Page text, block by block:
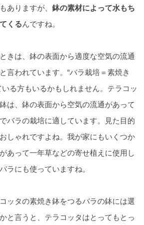
ありますが、 鉢の素材によって水もち
くるんですね。
きは、鉢の表面から適度な空気の流通
言われています。“バラ栽培＝素焼き
る方もいるかもしれません。テラコッ
は、鉢の表面から空気の流通があって
バラの栽培に適しています。見た目的
しゃれですよね。我が家にもいくつか
あって一年草などの寄せ植えに使用し
ラにも使っていますね。
ッタの素焼き鉢をつるバラの鉢には選
と言うと、テラコッタはとってもとっ